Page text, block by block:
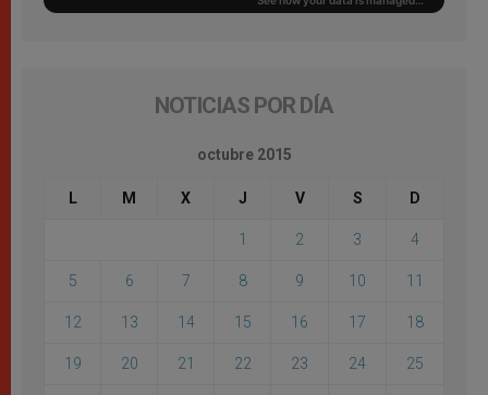
NOTICIAS POR DÍA
octubre 2015
L M X J V S D
1 2 3 4
5 6 7 8 9 10 11
12 13 14 15 16 17 18
19 20 21 22 23 24 25